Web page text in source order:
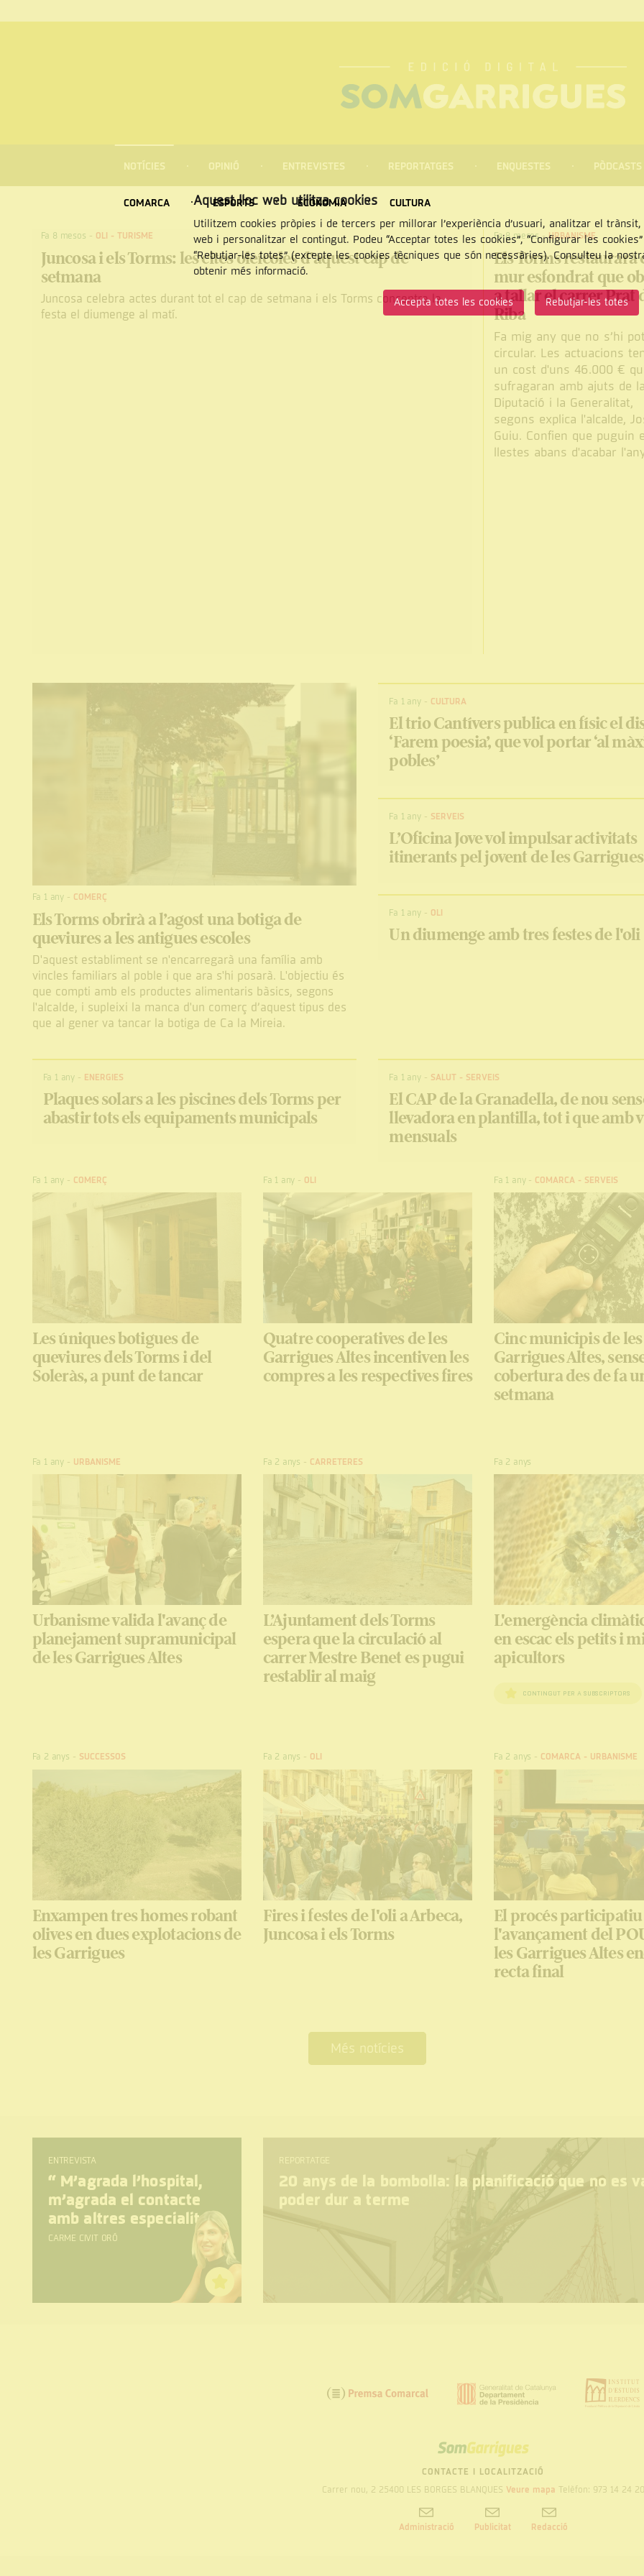
NOTÍCIES
COMARCA ESPORTS ECONOMIA CULTURA
OPINIÓ ENTREVISTES REPORTATGES ENQUESTES PÒDCASTS
CERCAR
Fa 8 mesos - OLI - TURISME
Juncosa i els Torms: les cites oleícoles d'aquest cap de
setmana
Juncosa celebra actes durant tot el cap de setmana i els Torms concentra la
festa el diumenge al matí.
Fa 8 mesos-URBANISME
Els Torms restaurarà
mur esfondrat que
a tallar el carrer Prat
Riba
Fa mig any que no s’hi
circular. Les actuacions
un cost d'uns 46.000 €
sufragaran amb ajuts de
Diputació i la Generalitat,
segons explica l'alcalde,
Guiu. Confien que puguin
llestes abans d'acabar
Fa 1 any- COMERÇ
Els Torms obrirà a l’agost una botiga de
queviures a les antigues escoles
D'aquest establiment se n'encarregarà una família amb
vincles familiars al poble i que ara s'hi posarà. L'objectiu és
que compti amb els productes alimentaris bàsics, segons
l'alcalde, i supleixi la manca d'un comerç d’aquest tipus des
que al gener va tancar la botiga de Ca la Mireia.
Fa 1 any- CULTURA
El trio Cantívers publica en físic el
‘Farem poesia’, que vol portar ‘al
pobles’
Fa 1 any- SERVEIS
L’Oficina Jove vol impulsar activitats
itinerants pel jovent de les
Fa 1 any- OLI
Un diumenge amb tres festes de l'oli
Fa 1 any- ENERGIES
Plaques solars a les piscines dels Torms per
abastir tots els equipaments municipals
Fa 1 any- SALUT- SERVEIS
El CAP de la Granadella, de nou
llevadora en plantilla, tot i que amb
mensuals
Fa 1 any- COMERÇ
Les úniques botigues de
queviures dels Torms i del
Soleràs, a punt de tancar
Fa 1 any - OLI
Quatre cooperatives de les
Garrigues Altes incentiven les
compres a les respectives fires
Fa 1 any- COMARCA - SERVEIS
Cinc municipis de les
Garrigues Altes,
cobertura des de fa
setmana
Fa 1 any- URBANISME
Urbanisme valida l'avanç de
planejament supramunicipal
de les Garrigues Altes
Fa 2 anys - CARRETERES
L’Ajuntament dels Torms
espera que la circulació al
carrer Mestre Benet es pugui
restablir al maig
Fa 2 anys
L'emergència
en escac els petits i
apicultors
CONTINGUT PER A SUBSCRIPTORS
Fa 2 anys - SUCCESSOS
Enxampen tres homes robant
olives en dues explotacions de
les Garrigues
Fa 2 anys - OLI
Fires i festes de l'oli a Arbeca,
Juncosa i els Torms
Fa 2 anys - COMARCA - URBANISME
El procés
l'avançament del
les Garrigues Altes
recta final
Més notícies
ENTREVISTA
“ M’agrada l’hospital,
m’agrada el contacte
amb altres especialitats
CARME CIVIT ORÓ
REPORTATGE
20 anys de la bombolla: la planificació que no es
poder dur a terme
SOM
GARRIGUES
CONTACTE I LOCALITZACIÓ
Carrer nou, 2 25400 LES BORGES BLANQUES Veure mapa Telèfon: 973 14 24 20
Administració Publicitat Redacció
Aquest lloc web utilitza cookies
Utilitzem cookies pròpies i de tercers per millorar l’experiència d’usuari, analitzar el
web i personalitzar el contingut. Podeu “Acceptar totes les cookies”, “Configurar les
“Rebutjar-les totes” (excepte les cookies tècniques que són necessàries). Consulteu la
obtenir més informació.
Accepta totes les cookies Rebutjar-les totes